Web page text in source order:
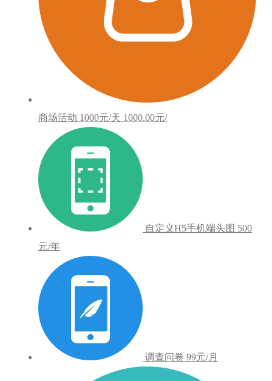
商场活动 1000元/天 1000.00元/
自定义H5手机端头图 500
元/年
调查问卷 99元/月